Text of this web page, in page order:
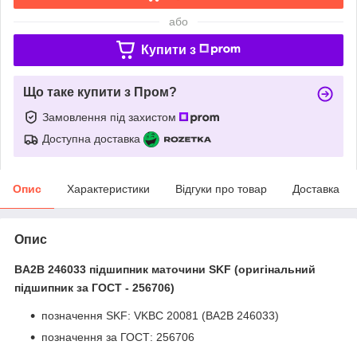
або
Купити з
Що таке купити з Пром?
Замовлення під захистом
Доступна доставка
Опис Характеристики Відгуки про товар Доставка
Опис
BA2B 246033 підшипник маточини SKF (оригінальний
підшипник за ГОСТ - 256706)
позначення SKF: VKBC 20081 (BA2B 246033)
позначення за ГОСТ: 256706